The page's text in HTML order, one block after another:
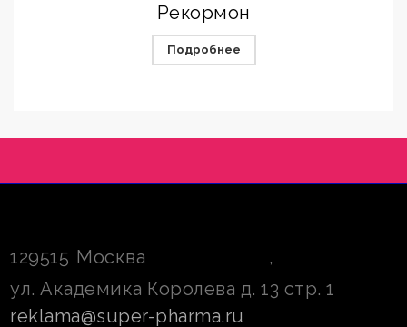
Рекормон
Подробнее
129515 Москва
,
ул. Академика Королева д. 13 стр. 1
reklama@super-pharma.ru